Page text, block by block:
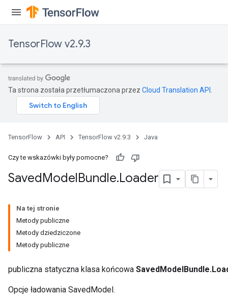
TensorFlow v2.9.3
Ta strona została przetłumaczona przez Cloud Translation API
TensorFlow API TensorFlow v2.9.3 Java
Czy te wskazówki były pomocne?
SavedModelBundle.Loader
Na tej stronie
Metody publiczne
Metody dziedziczone
Metody publiczne
publiczna statyczna klasa końcowa
Opcje ładowania SavedModel.